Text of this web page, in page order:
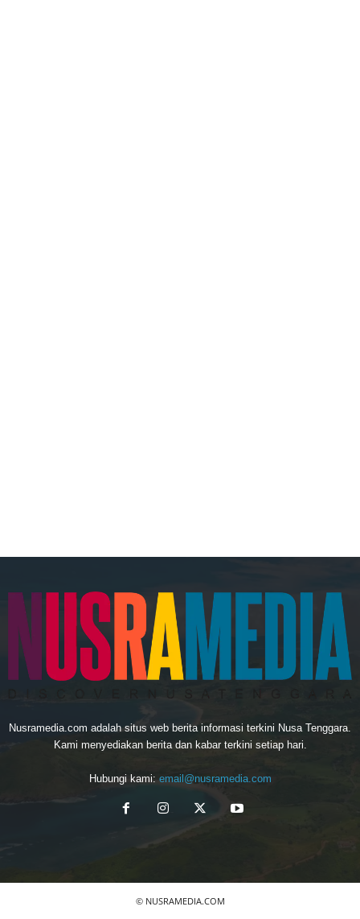
Nusramedia.com adalah situs web berita informasi terkini Nusa Tenggara.
Kami menyediakan berita dan kabar terkini setiap hari.
Hubungi kami: email@nusramedia.com
© NUSRAMEDIA.COM